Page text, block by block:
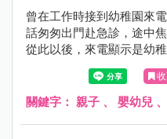
曾在工作時接到幼稚園來
話匆匆出門赴急診，途中
從此以後，來電顯示是幼
麼了？這次是發燒還是跌
關鍵字： 親子 、 嬰幼兒 、